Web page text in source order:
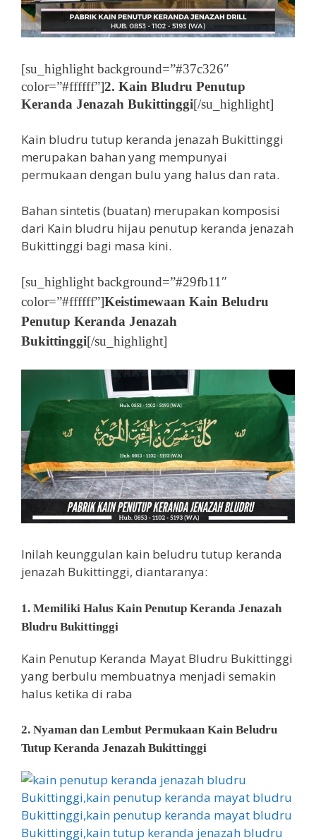
[su_highlight background=”#37c326″
color=”#ffffff”]2. Kain Bludru Penutup
Keranda Jenazah Bukittinggi[/su_highlight]
Kain bludru tutup keranda jenazah Bukittinggi
merupakan bahan yang mempunyai
permukaan dengan bulu yang halus dan rata.
Bahan sintetis (buatan) merupakan komposisi
dari Kain bludru hijau penutup keranda jenazah
Bukittinggi bagi masa kini.
[su_highlight background=”#29fb11″
color=”#ffffff”]Keistimewaan Kain Beludru
Penutup Keranda Jenazah
Bukittinggi[/su_highlight]
Inilah keunggulan kain beludru tutup keranda
jenazah Bukittinggi, diantaranya:
1. Memiliki Halus Kain Penutup Keranda Jenazah
Bludru Bukittinggi
Kain Penutup Keranda Mayat Bludru Bukittinggi
yang berbulu membuatnya menjadi semakin
halus ketika di raba
2. Nyaman dan Lembut Permukaan Kain Beludru
Tutup Keranda Jenazah Bukittinggi